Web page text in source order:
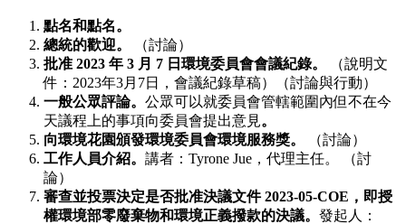
點名和點名。
總統的歡迎。
（討論）
批准 2023 年 3 月 7 日環境委員會會議紀錄。
（說明文
件：2023年3月7日，會議紀錄草稿）（討論與行動）
一般公眾評論。 公眾可以就委員會管轄範圍內但不在今
天議程上的事項向委員會提出意見。
向環境花園頒發環境委員會環境服務獎。
（討論）
工作人員介紹。 講者：Tyrone Jue，代理主任。 （討
論）
審查並投票決定是否批准決議文件 2023-05-COE，即授
權環境部零廢棄物和環境正義撥款的決議。 發起人：